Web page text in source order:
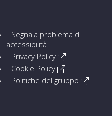
Segnala problema di
accessibilità
Privacy Policy
Cookie Policy
Politiche del gruppo